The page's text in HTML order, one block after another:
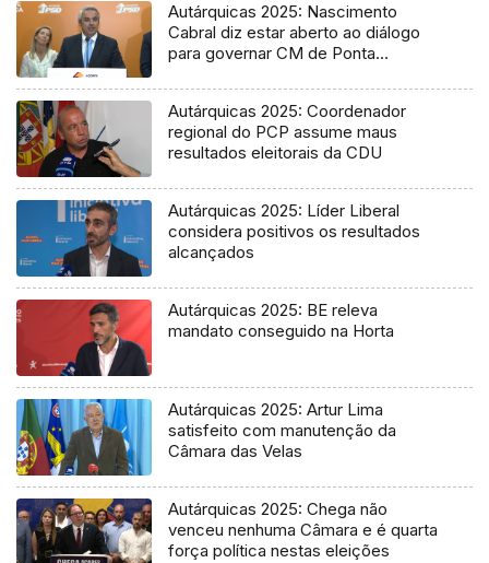
Autárquicas 2025: Nascimento
Cabral diz estar aberto ao diálogo
para governar CM de Ponta
Autárquicas 2025: Coordenador
regional do PCP assume maus
resultados eleitorais da CDU
Autárquicas 2025: Líder Liberal
considera positivos os resultados
alcançados
Autárquicas 2025: BE releva
mandato conseguido na Horta
Autárquicas 2025: Artur Lima
satisfeito com manutenção da
Câmara das Velas
Autárquicas 2025: Chega não
venceu nenhuma Câmara e é quarta
força política nestas eleições